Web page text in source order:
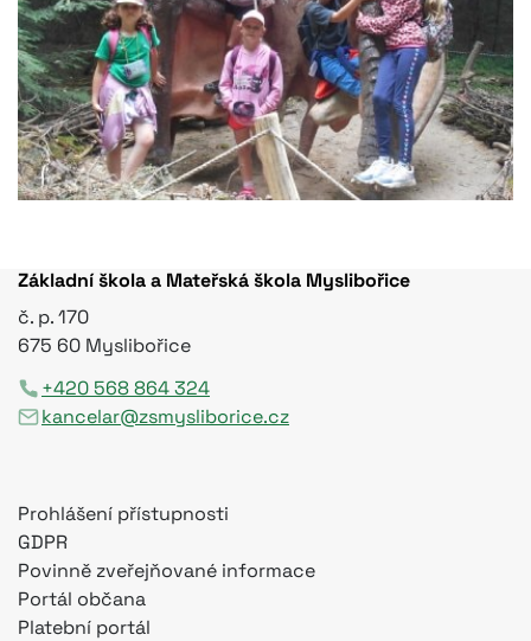
Základní škola a Mateřská škola Myslibořice
č. p. 170
675 60 Myslibořice
+420 568 864 324
kancelar@zsmysliborice.cz
Prohlášení přístupnosti
GDPR
Povinně zveřejňované informace
Portál občana
Platební portál